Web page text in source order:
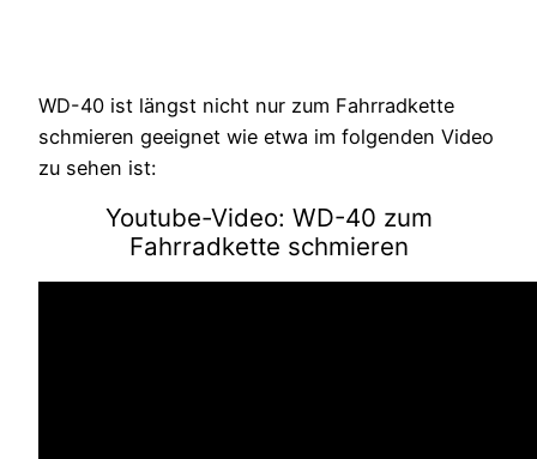
WD-40 ist längst nicht nur zum Fahrradkette
schmieren geeignet wie etwa im folgenden Video
zu sehen ist:
Youtube-Video: WD-40 zum
Fahrradkette schmieren